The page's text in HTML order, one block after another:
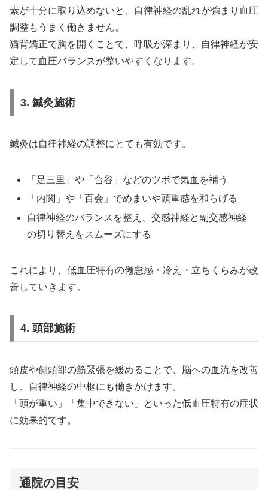
素が十分に取り込めないと、自律神経の乱れが強まり血圧
調整もうまく働きません。
猫背矯正で胸を開くことで、呼吸が深まり、自律神経が安
定して血圧バランスが整いやすくなります。
3. 鍼灸施術
鍼灸は自律神経の調整にとても有効です。
「足三里」や「合谷」などのツボで気血を補う
「内関」や「百会」でめまいや頭重感を和らげる
自律神経のバランスを整え、交感神経と副交感神経
の切り替えをスムーズにする
これにより、低血圧特有の倦怠感・冷え・立ちくらみが改
善していきます。
4. 頭部施術
頭皮や側頭部の筋緊張を緩めることで、脳への血流を改善
し、自律神経の中枢にも働きかけます。
「頭が重い」「集中できない」といった低血圧特有の症状
に効果的です。
通院の目安